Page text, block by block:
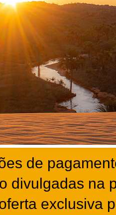
de
divulgadas na
exclusiva